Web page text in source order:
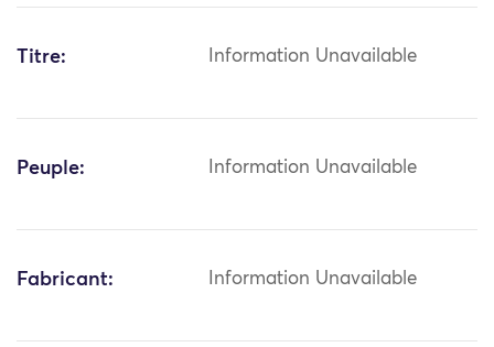
Titre: Information Unavailable
Peuple: Information Unavailable
Fabricant: Information Unavailable